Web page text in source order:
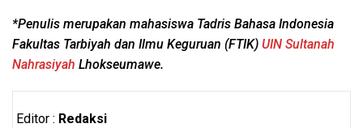
*Penulis merupakan mahasiswa Tadris Bahasa Indonesia
Fakultas Tarbiyah dan Ilmu Keguruan (FTIK) UIN Sultanah
Nahrasiyah Lhokseumawe.
Editor : Redaksi